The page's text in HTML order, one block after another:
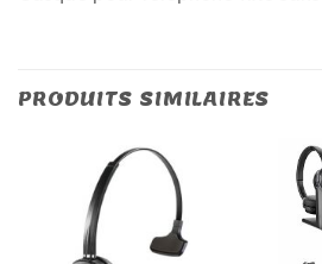
PRODUITS SIMILAIRES